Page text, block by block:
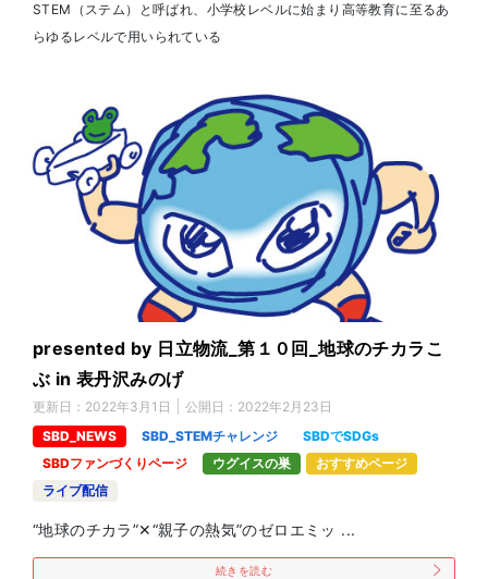
STEM（ステム）と呼ばれ、小学校レベルに始まり高等教育に至るあ
らゆるレベルで用いられている
presented by 日立物流_第１０回_地球のチカラこ
ぶ in 表丹沢みのげ
更新日： 2022年3月1日 公開日： 2022年2月23日
SBD_NEWS
SBD_STEMチャレンジ
SBDでSDGs
SBDファンづくりページ
ウグイスの巣
おすすめページ
ライブ配信
“地球のチカラ”✕“親子の熱気”のゼロエミッ ...
続きを読む